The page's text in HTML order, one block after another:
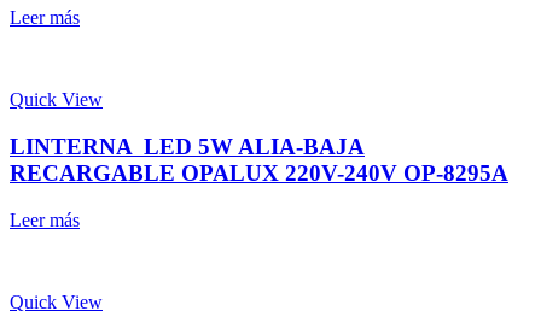
Leer más
Quick View
LINTERNA LED 5W ALIA-BAJA
RECARGABLE OPALUX 220V-240V OP-8295A
Leer más
Quick View